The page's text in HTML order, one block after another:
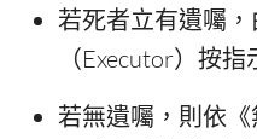
若死者立有遺囑
（Executor）按指
若無遺囑，則依